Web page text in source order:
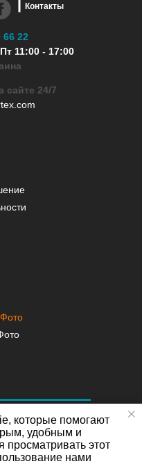
66 22
11:00 - 17:00
сайте 24/7
Контакты
которые помогают
удобным и
этот
нами